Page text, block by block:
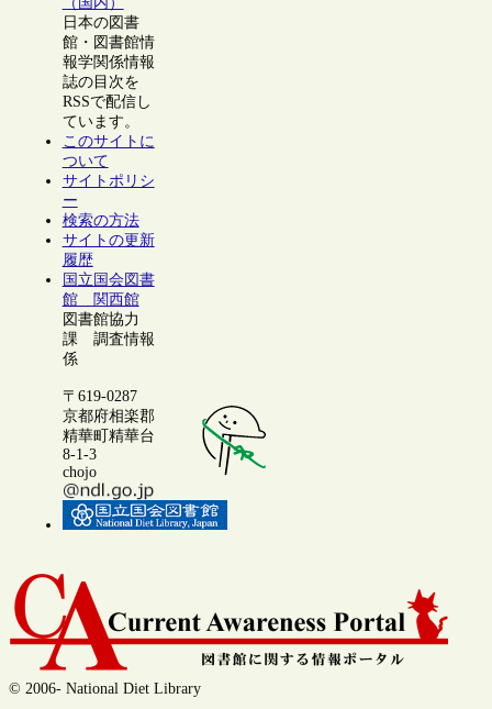
日本の図書
館・図書館情
報学関係情報
誌の目次を
RSSで配信し
ています。
このサイトに
ついて
サイトポリシ
ー
検索の方法
サイトの更新
履歴
国立国会図書
館 関西館
図書館協力
課 調査情報
係
〒619-0287
京都府相楽郡
精華町精華台
8-1-3
chojo
© 2006- National Diet Library